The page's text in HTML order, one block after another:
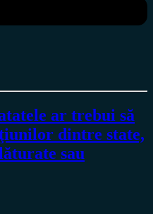
ar trebui să
dintre state,
sau